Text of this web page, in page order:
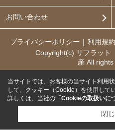
お問い合わせ
プライバシーポリシー 利用規約
Copyright(c) リフラッ
産 All
当サイトでは、お客様の当サイト利用
して、クッキー（Cookie）を使用してい
詳しくは、当社の 「Cookieの取扱いに
閉